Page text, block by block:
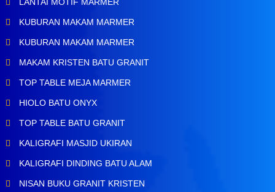
KUBURAN MAKAM MARMER
KUBURAN MAKAM MARMER
MAKAM KRISTEN BATU GRANIT
TOP TABLE MEJA MARMER
HIOLO BATU ONYX
TOP TABLE BATU GRANIT
KALIGRAFI MASJID UKIRAN
KALIGRAFI DINDING BATU ALAM
NISAN BUKU GRANIT KRISTEN